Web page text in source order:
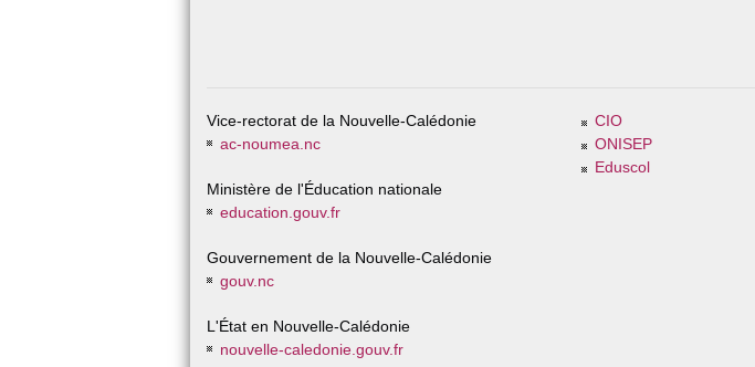
Vice-rectorat de la Nouvelle-Calédonie
ac-noumea.nc
Ministère de l'Éducation nationale
education.gouv.fr
Gouvernement de la Nouvelle-Calédonie
gouv.nc
L'État en Nouvelle-Calédonie
nouvelle-caledonie.gouv.fr
CIO
ONISEP
Eduscol